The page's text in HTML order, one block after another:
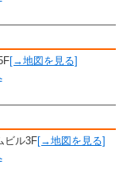
[→地図を見る]
ビル3F[→地図を見る]